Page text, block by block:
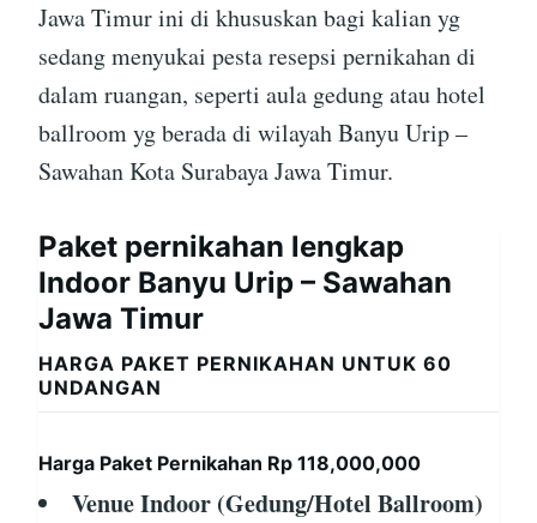
Jawa Timur ini di khususkan bagi kalian yg
sedang menyukai pesta resepsi pernikahan di
dalam ruangan, seperti aula gedung atau hotel
ballroom yg berada di wilayah Banyu Urip –
Sawahan Kota Surabaya Jawa Timur.
Paket pernikahan lengkap
Indoor Banyu Urip – Sawahan
Jawa Timur
HARGA PAKET PERNIKAHAN UNTUK 60
UNDANGAN
Harga Paket Pernikahan Rp 118,000,000
Venue Indoor (Gedung/Hotel Ballroom)